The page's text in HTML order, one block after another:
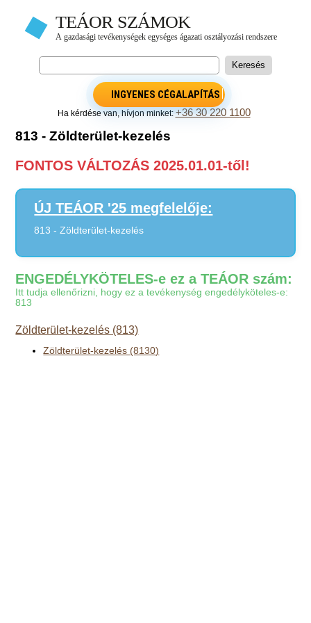
INGYENES CÉGALAPÍTÁS
Ha kérdése van, hívjon minket:+36 30 220 1100
813 - Zöldterület-kezelés
FONTOS VÁLTOZÁS 2025.01.01-től!
ÚJ TEÁOR '25 megfelelője:
813 - Zöldterület-kezelés
ENGEDÉLYKÖTELES-e ez a TEÁOR szám:
Itt tudja ellenőrizni, hogy ez a tevékenység engedélyköteles-e:
813
Zöldterület-kezelés (813)
Zöldterület-kezelés (8130)